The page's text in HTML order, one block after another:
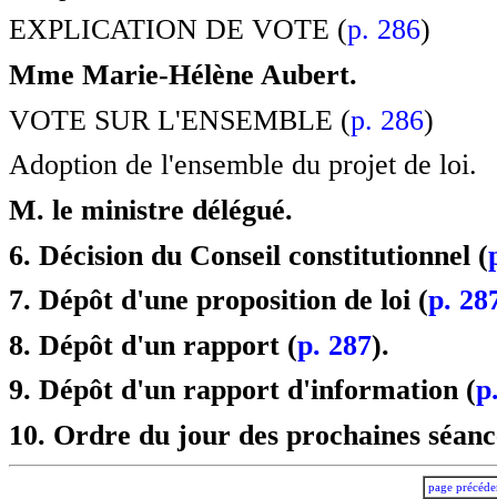
EXPLICATION DE VOTE (p. 286)
Mme Marie-Hélène Aubert.
VOTE SUR L'ENSEMBLE (p. 286)
Adoption de l'ensemble du projet de loi.
M. le ministre délégué.
6. Décision du Conseil constitutionnel (
7. Dépôt d'une proposition de loi (p.
8. Dépôt d'un rapport (p. 287).
9. Dépôt d'un rapport d'information (
10. Ordre du jour des prochaines
page